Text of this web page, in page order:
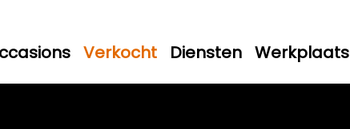
Verkocht Diensten Werkplaats